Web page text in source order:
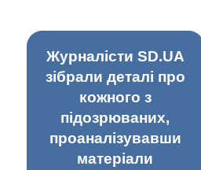
Журналісти SD.UA
зібрали деталі про
кожного з
підозрюваних,
проаналізувавши
матеріали